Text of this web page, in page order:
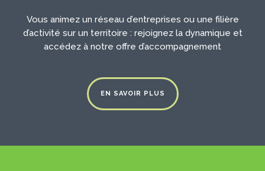
Vous animez un réseau d’entreprises ou une filière
d’activité sur un territoire : rejoignez la dynamique et
accédez à notre offre d’accompagnement
EN SAVOIR PLUS